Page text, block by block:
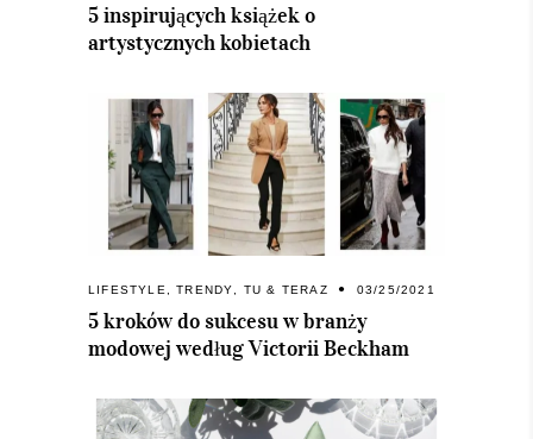
5 inspirujących książek o
artystycznych kobietach
LIFESTYLE ,TRENDY TU & TERAZ 03/25/2021
5 kroków do sukcesu w branży
modowej według Victorii Beckham